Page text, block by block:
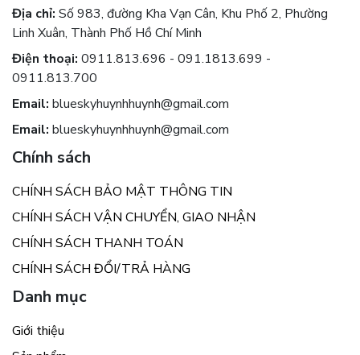
Địa chỉ: Số 983, đường Kha Vạn Cân, Khu Phố 2, Phường
Linh Xuân, Thành Phố Hồ Chí Minh
Điện thoại: 0911.813.696 - 091.1813.699 -
0911.813.700
Email: blueskyhuynhhuynh@gmail.com
Email: blueskyhuynhhuynh@gmail.com
Chính sách
CHÍNH SÁCH BẢO MẬT THÔNG TIN
CHÍNH SÁCH VẬN CHUYỂN, GIAO NHẬN
CHÍNH SÁCH THANH TOÁN
CHÍNH SÁCH ĐỔI/TRẢ HÀNG
Danh mục
Giới thiệu